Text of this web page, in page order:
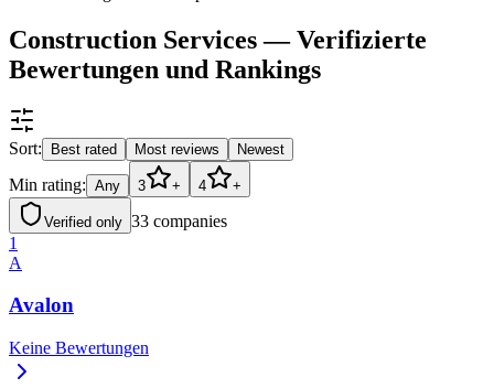
Construction Services — Verifizierte
Bewertungen und Rankings
Sort: Best rated Most reviews Newest
Min rating: Any 3 + 4 +
Verified only 33 companies
1
A
Avalon
Keine Bewertungen